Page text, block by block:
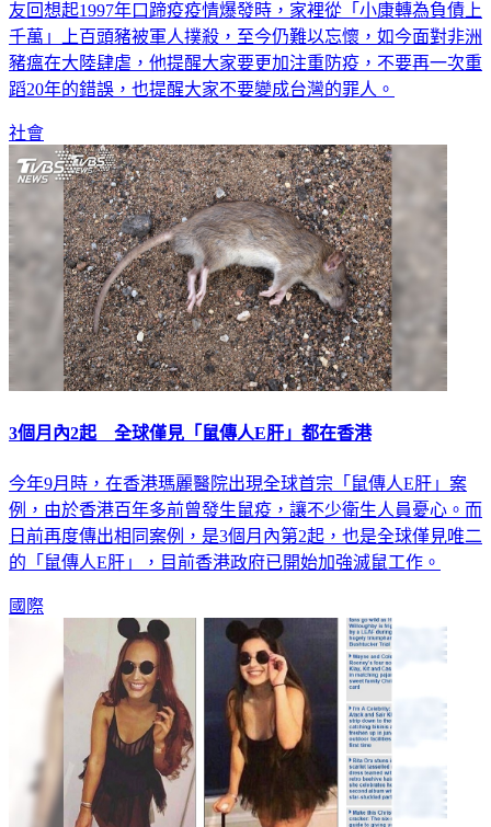
友回想起1997年口蹄疫疫情爆發時，家裡從「小康轉為負債上
千萬」上百頭豬被軍人撲殺，至今仍難以忘懷，如今面對非洲
豬瘟在大陸肆虐，他提醒大家要更加注重防疫，不要再一次重
蹈20年的錯誤，也提醒大家不要變成台灣的罪人。
社會
3個月內2起 全球僅見「鼠傳人E肝」都在香港
今年9月時，在香港瑪麗醫院出現全球首宗「鼠傳人E肝」案
例，由於香港百年多前曾發生鼠疫，讓不少衛生人員憂心。而
日前再度傳出相同案例，是3個月內第2起，也是全球僅見唯二
的「鼠傳人E肝」，目前香港政府已開始加強滅鼠工作。
國際